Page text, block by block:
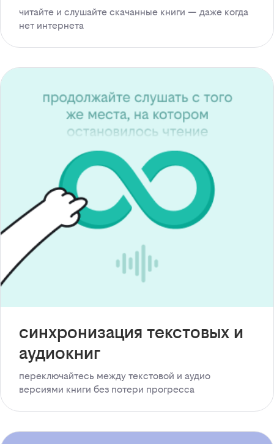
читайте и слушайте скачанные книги — даже когда
нет интернета
синхронизация текстовых и
аудиокниг
переключайтесь между текстовой и аудио
версиями книги без потери прогресса